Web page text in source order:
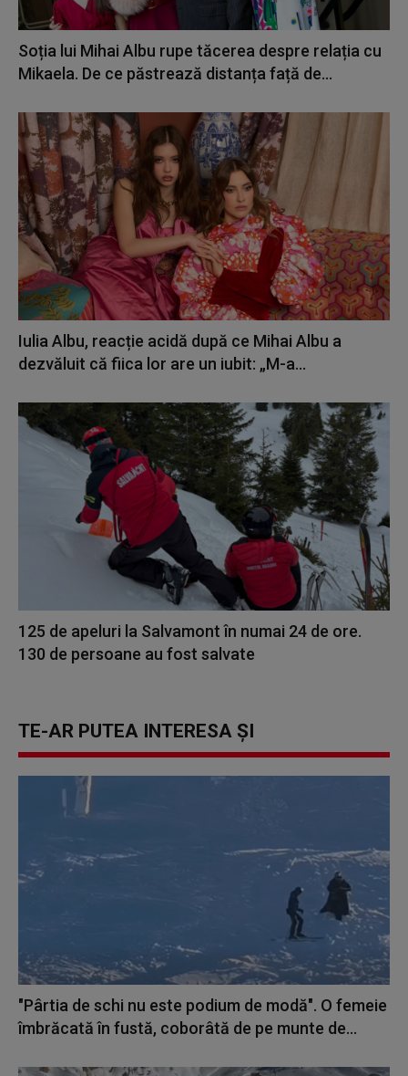
Soția lui Mihai Albu rupe tăcerea despre relația cu
Mikaela. De ce păstrează distanța față de...
Iulia Albu, reacție acidă după ce Mihai Albu a
dezvăluit că fiica lor are un iubit: „M-a...
125 de apeluri la Salvamont în numai 24 de ore.
130 de persoane au fost salvate
TE-AR PUTEA INTERESA ȘI
"Pârtia de schi nu este podium de modă". O femeie
îmbrăcată în fustă, coborâtă de pe munte de...